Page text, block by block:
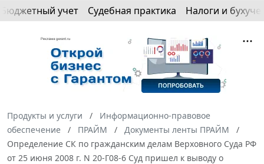
Бюджетный учет Судебная практика Налоги и
Продукты и услуги
Информационно-правовое
обеспечение
ПРАЙМ
Документы ленты ПРАЙМ
Определение СК по гражданским делам Верховного Суда РФ
от 25 июня 2008 г. N 20-Г08-6 Суд пришел к выводу о